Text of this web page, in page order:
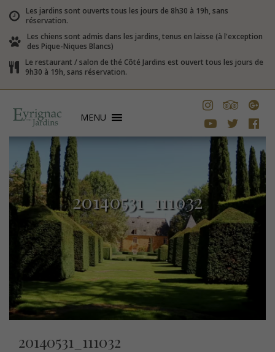
Les jardins sont ouverts tous les jours de 8h30 à 19h, sans
réservation.
Les chiens sont admis dans les jardins, tenus en laisse (à l'exception
des Pique-Niques Blancs)
Le restaurant / salon de thé Côté Jardins est ouvert tous les jours de
9h30 à 19h, sans réservation.
MENU
20140531_111032
20140531_111032